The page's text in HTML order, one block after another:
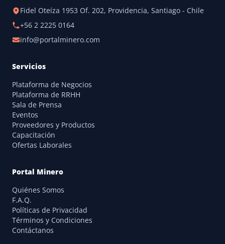
Fidel Oteíza 1953 Of. 202, Providencia, Santiago - Chile
+56 2 2225 0164
info@portalminero.com
Servicios
Plataforma de Negocios
Plataforma de RRHH
Sala de Prensa
Eventos
Proveedores y Productos
Capacitación
Ofertas Laborales
Portal Minero
Quiénes Somos
F.A.Q.
Políticas de Privacidad
Términos y Condiciones
Contáctanos